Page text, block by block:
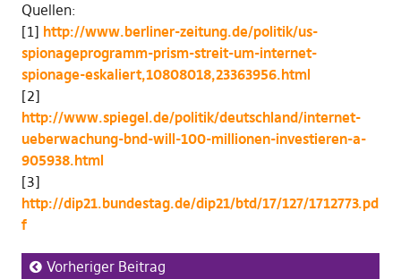
Quellen:
[1] http://www.berliner-zeitung.de/politik/us-
spionageprogramm-prism-streit-um-internet-
spionage-eskaliert,10808018,23363956.html
[2]
http://www.spiegel.de/politik/deutschland/internet-
ueberwachung-bnd-will-100-millionen-investieren-a-
905938.html
[3]
http://dip21.bundestag.de/dip21/btd/17/127/1712773.pd
f
Vorheriger Beitrag